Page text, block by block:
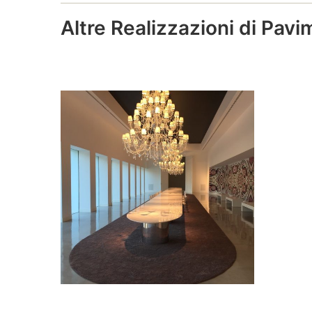
Altre Realizzazioni di